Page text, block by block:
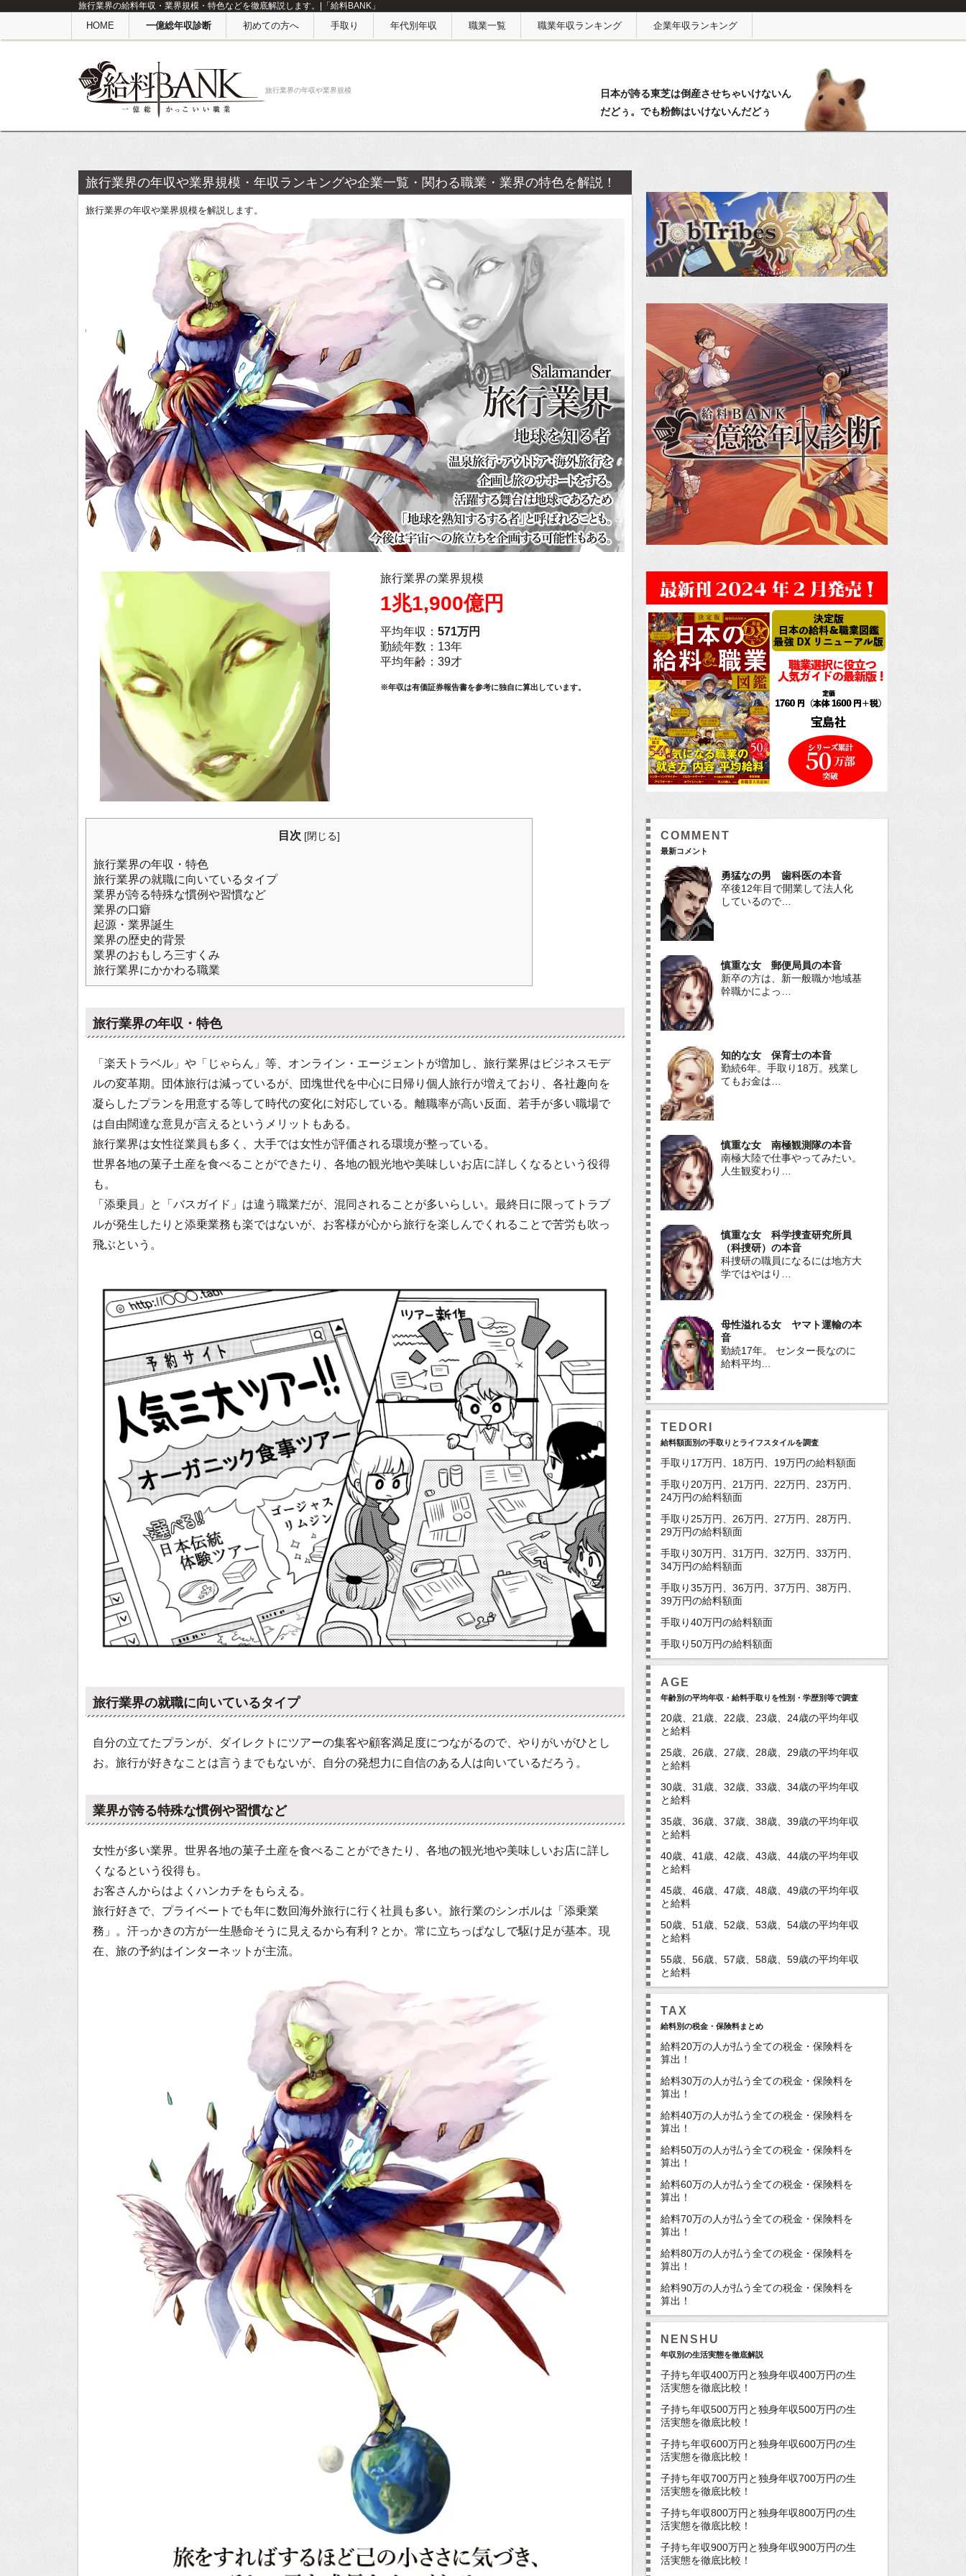
旅行業界の給料年収・業界規模・特色などを徹底解説します。|「給料BANK」
HOME 一億総年収診断 初めての方へ 手取り 年代別年収 職業一覧 職業年収ランキング 企業年収ランキング
旅行業界の年収や業界規模
日本が誇る東芝は倒産させちゃいけないん
だどぅ。でも粉飾はいけないんだどぅ
旅行業界の年収や業界規模・年収ランキングや企業一覧・関わる職業・業界の特色を解説！
旅行業界の年収や業界規模を解説します。
旅行業界の業界規模
1兆1,900億円
平均年収： 571万円
勤続年数：13年
平均年齢：39才
※年収は有価証券報告書を参考に独自に算出しています。
目次 [閉じる]
旅行業界の年収・特色
旅行業界の就職に向いているタイプ
業界が誇る特殊な慣例や習慣など
業界の口癖
起源・業界誕生
業界の歴史的背景
業界のおもしろ三すくみ
旅行業界にかかわる職業
旅行業界の年収・特色
「楽天トラベル」や「じゃらん」等、オンライン・エージェントが増加し、旅行業界はビジネスモデ
ルの変革期。団体旅行は減っているが、団塊世代を中心に日帰り個人旅行が増えており、各社趣向を
凝らしたプランを用意する等して時代の変化に対応している。離職率が高い反面、若手が多い職場で
は自由闊達な意見が言えるというメリットもある。
旅行業界は女性従業員も多く、大手では女性が評価される環境が整っている。
世界各地の菓子土産を食べることができたり、各地の観光地や美味しいお店に詳しくなるという役得
も。
「添乗員」と「バスガイド」は違う職業だが、混同されることが多いらしい。最終日に限ってトラブ
ルが発生したりと添乗業務も楽ではないが、お客様が心から旅行を楽しんでくれることで苦労も吹っ
飛ぶという。
旅行業界の就職に向いているタイプ
自分の立てたプランが、ダイレクトにツアーの集客や顧客満足度につながるので、やりがいがひとし
お。旅行が好きなことは言うまでもないが、自分の発想力に自信のある人は向いているだろう。
業界が誇る特殊な慣例や習慣など
女性が多い業界。世界各地の菓子土産を食べることができたり、各地の観光地や美味しいお店に詳し
くなるという役得も。
お客さんからはよくハンカチをもらえる。
旅行好きで、プライベートでも年に数回海外旅行に行く社員も多い。旅行業のシンボルは「添乗業
務」。汗っかきの方が一生懸命そうに見えるから有利？とか。常に立ちっぱなしで駆け足が基本。現
在、旅の予約はインターネットが主流。
COMMENT
最新コメント
勇猛なの男 歯科医の本音
卒後12年目で開業して法人化
しているので…
慎重な女 郵便局員の本音
新卒の方は、新一般職か地域基
幹職かによっ…
知的な女 保育士の本音
勤続6年。手取り18万。残業し
てもお金は…
慎重な女 南極観測隊の本音
南極大陸で仕事やってみたい。
人生観変わり…
慎重な女 科学捜査研究所員
（科捜研）の本音
科捜研の職員になるには地方大
学ではやはり…
母性溢れる女 ヤマト運輸の本
音
勤続17年。 センター長なのに
給料平均…
TEDORI
給料額面別の手取りとライフスタイルを調査
手取り17万円、18万円、19万円の給料額面
手取り20万円、21万円、22万円、23万円、
24万円の給料額面
手取り25万円、26万円、27万円、28万円、
29万円の給料額面
手取り30万円、31万円、32万円、33万円、
34万円の給料額面
手取り35万円、36万円、37万円、38万円、
39万円の給料額面
手取り40万円の給料額面
手取り50万円の給料額面
AGE
年齢別の平均年収・給料手取りを性別・学歴別等で調査
20歳、21歳、22歳、23歳、24歳の平均年収
と給料
25歳、26歳、27歳、28歳、29歳の平均年収
と給料
30歳、31歳、32歳、33歳、34歳の平均年収
と給料
35歳、36歳、37歳、38歳、39歳の平均年収
と給料
40歳、41歳、42歳、43歳、44歳の平均年収
と給料
45歳、46歳、47歳、48歳、49歳の平均年収
と給料
50歳、51歳、52歳、53歳、54歳の平均年収
と給料
55歳、56歳、57歳、58歳、59歳の平均年収
と給料
TAX
給料別の税金・保険料まとめ
給料20万の人が払う全ての税金・保険料を
算出！
給料30万の人が払う全ての税金・保険料を
算出！
給料40万の人が払う全ての税金・保険料を
算出！
給料50万の人が払う全ての税金・保険料を
算出！
給料60万の人が払う全ての税金・保険料を
算出！
給料70万の人が払う全ての税金・保険料を
算出！
給料80万の人が払う全ての税金・保険料を
算出！
給料90万の人が払う全ての税金・保険料を
算出！
NENSHU
年収別の生活実態を徹底解説
子持ち年収400万円と独身年収400万円の生
活実態を徹底比較！
子持ち年収500万円と独身年収500万円の生
活実態を徹底比較！
子持ち年収600万円と独身年収600万円の生
活実態を徹底比較！
子持ち年収700万円と独身年収700万円の生
活実態を徹底比較！
子持ち年収800万円と独身年収800万円の生
活実態を徹底比較！
子持ち年収900万円と独身年収900万円の生
活実態を徹底比較！